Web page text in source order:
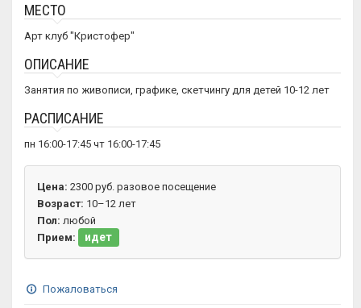
МЕСТО
Арт клуб "Кристофер"
ОПИСАНИЕ
Занятия по живописи, графике, скетчингу для детей 10-12 лет
РАСПИСАНИЕ
пн 16:00-17:45 чт 16:00-17:45
Цена: 2300 руб. разовое посещение
Возраст: 10–12 лет
Пол: любой
Прием:
идет
Пожаловаться